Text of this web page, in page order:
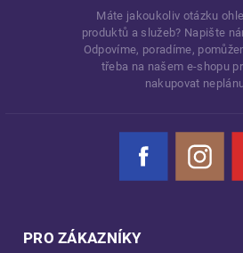
Máte jakoukoliv otázku
produktů a služeb? Napište
Odpovíme, poradíme,
třeba na našem e-shopu
nakupovat
Facebook Instagram
PRO ZÁKAZNÍKY